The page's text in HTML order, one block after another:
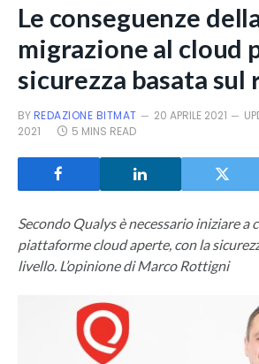
Le conseguenze
migrazione al cloud
sicurezza basata sul
BYREDAZIONE BITMAT 20 APRILE 2021
2021
5 MINS READ
Secondo Qualys è necessario iniziare a
piattaforme cloud aperte, con la
livello. L’opinione di Marco Rottigni